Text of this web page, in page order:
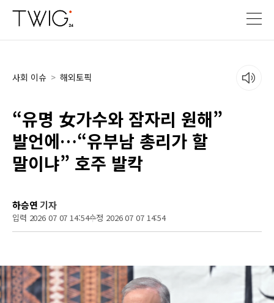
사회 이슈 > 해외토픽
“유명 女가수와 잠자리 원해”
발언에…“유부남 총리가 할
말이냐” 호주 발칵
하승연기자
입력 2026 07 07 14:54수정 2026 07 07 14:54